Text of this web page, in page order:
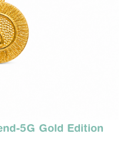
5G Gold Edition